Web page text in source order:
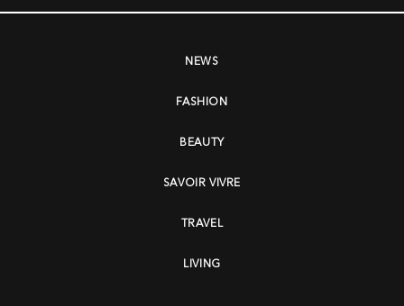
NEWS
FASHION
BEAUTY
SAVOIR VIVRE
TRAVEL
LIVING